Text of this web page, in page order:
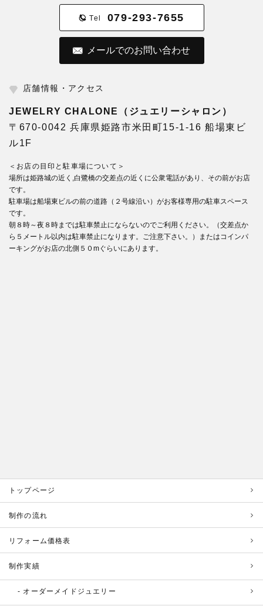
Tel 079-293-7655
メールでのお問い合わせ
店舗情報・アクセス
JEWELRY CHALONE（ジュエリーシャロン）
〒670-0042 兵庫県姫路市米田町15-1-16 船場東ビ
ル1F
＜お店の目印と駐車場について＞
場所は姫路城の近く,白鷺橋の交差点の近くに公衆電話があり、その前がお店
です。
駐車場は船場東ビルの前の道路（２号線沿い）がお客様専用の駐車スペース
です。
朝８時～夜８時までは駐車禁止にならないのでご利用ください。（交差点か
ら５メートル以内は駐車禁止になります。ご注意下さい。）またはコインパ
ーキングがお店の北側５０mぐらいにあります。
トップページ
制作の流れ
リフォーム価格表
制作実績
オーダーメイドジュエリー